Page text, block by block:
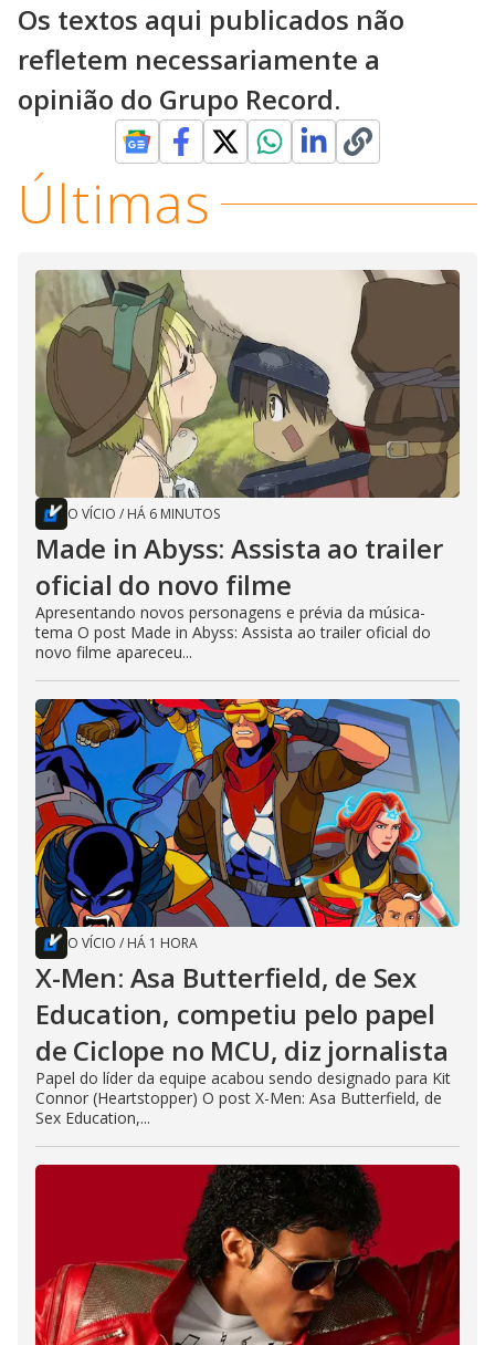
Os textos aqui publicados não
refletem necessariamente a
opinião do Grupo Record.
Últimas
O VÍCIO / HÁ 6 MINUTOS
Made in Abyss: Assista ao trailer
oficial do novo filme
Apresentando novos personagens e prévia da música-
tema O post Made in Abyss: Assista ao trailer oficial do
novo filme apareceu...
O VÍCIO / HÁ 1 HORA
X-Men: Asa Butterfield, de Sex
Education, competiu pelo papel
de Ciclope no MCU, diz jornalista
Papel do líder da equipe acabou sendo designado para Kit
Connor (Heartstopper) O post X-Men: Asa Butterfield, de
Sex Education,...